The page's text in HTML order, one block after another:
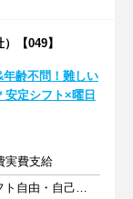
【049】
年齢不問！難しい
安定シフト×曜日
実費支給
週3日以上 1日6時間以上 シフト自由・自己申告